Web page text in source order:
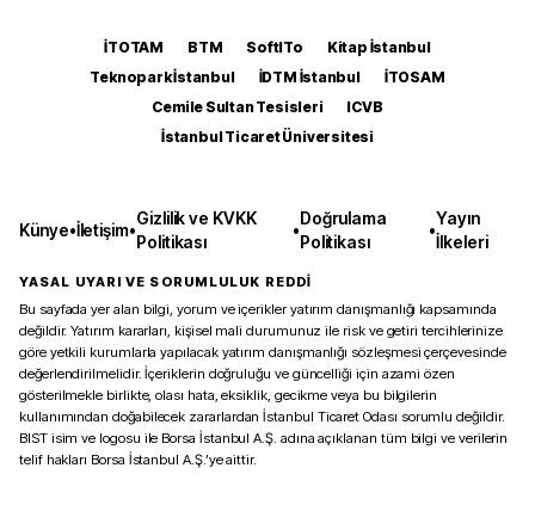
İTOTAM BTM SoftITo
Kitap İstanbul
Teknopark İstanbul
İDTM İstanbul
İTOSAM
Cemile Sultan Tesisleri
ICVB
İstanbul Ticaret Üniversitesi
Künye•İletişim•
Gizlilik ve KVKK
Politikası
•
Doğrulama
Politikası
•
Yayın
İlkeleri
YASAL UYARI VE SORUMLULUK REDDİ
Bu sayfada yer alan bilgi, yorum ve içerikler yatırım danışmanlığı kapsamında
değildir. Yatırım kararları, kişisel mali durumunuz ile risk ve getiri tercihlerinize
göre yetkili kurumlarla yapılacak yatırım danışmanlığı sözleşmesi çerçevesinde
değerlendirilmelidir. İçeriklerin doğruluğu ve güncelliği için azami özen
gösterilmekle birlikte, olası hata, eksiklik, gecikme veya bu bilgilerin
kullanımından doğabilecek zararlardan İstanbul Ticaret Odası sorumlu değildir.
BIST isim ve logosu ile Borsa İstanbul A.Ş. adına açıklanan tüm bilgi ve verilerin
telif hakları Borsa İstanbul A.Ş.’ye aittir.